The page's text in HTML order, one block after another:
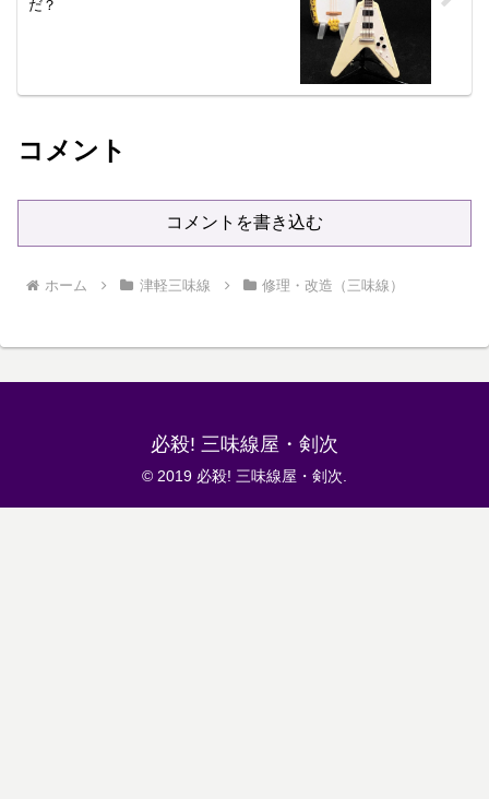
だ？
コメント
コメントを書き込む
ホーム 津軽三味線 修理・改造（三味線）
必殺! 三味線屋・剣次
© 2019 必殺! 三味線屋・剣次.